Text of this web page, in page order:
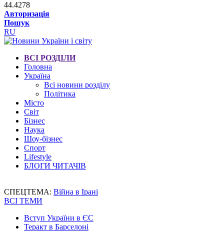
44.4278
Авторизація
Пошук
RU
ВСІ РОЗДІЛИ
Головна
Україна
Всі новини розділу
Політика
Місто
Світ
Бізнес
Наука
Шоу-бізнес
Спорт
Lifestyle
БЛОГИ ЧИТАЧІВ
СПЕЦТЕМА: Війна в Ірані
ВСІ ТЕМИ
Вступ України в ЄС
Теракт в Барселоні